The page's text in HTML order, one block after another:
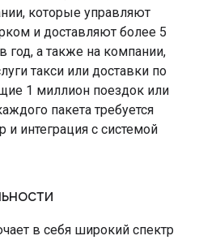
которые управляют
и доставляют более 5
год, а также на компании,
такси или доставки по
1 миллион поездок или
пакета требуется
и интеграция с системой
в себя широкий спектр